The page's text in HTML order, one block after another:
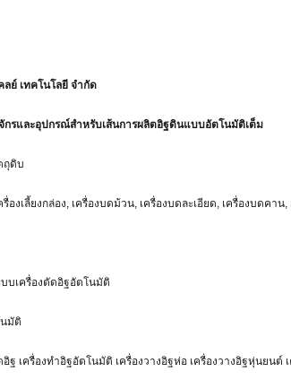
ย์ เทคโนโลยี จํากัด
กรและอุปกรณ์สําหรับเส้นการผลิตอิฐดินแบบอัตโนมัติเต็ม
ถุดิบ
องเลี้ยงกล่อง, เครื่องบดม้วน, เครื่องบดละเอียด, เครื่องบดค
บเครื่องตัดอิฐอัตโนมัติ
มัติ
ฐ เครื่องทําอิฐอัตโนมัติ เครื่องวางอิฐห่อ เครื่องวางอิฐหุ่นยนต์